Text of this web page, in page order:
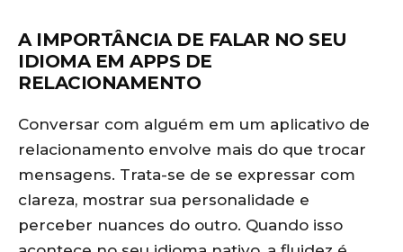
A IMPORTÂNCIA DE FALAR NO SEU
IDIOMA EM APPS DE
RELACIONAMENTO
Conversar com alguém em um aplicativo de
relacionamento envolve mais do que trocar
mensagens. Trata-se de se expressar com
clareza, mostrar sua personalidade e
perceber nuances do outro. Quando isso